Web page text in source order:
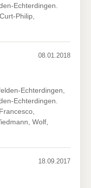
Echterdingen.
Philip,
08.01.2018
Echterdingen,
Echterdingen.
Wolf,
18.09.2017